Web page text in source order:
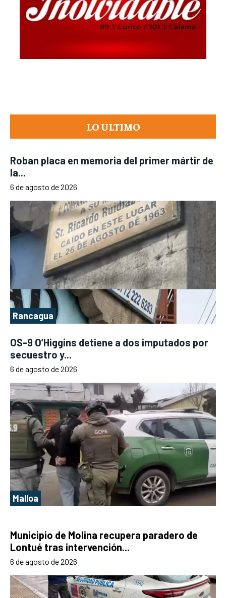
LO ULTIMO
Roban placa en memoria del primer mártir de
la...
6 de agosto de 2026
Rancagua
OS-9 O’Higgins detiene a dos imputados por
secuestro y...
6 de agosto de 2026
Malloa
Municipio de Molina recupera paradero de
Lontué tras intervención...
6 de agosto de 2026